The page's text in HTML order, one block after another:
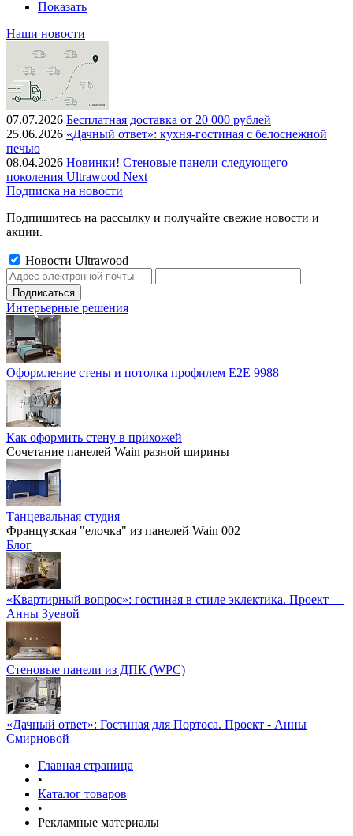
Показать
Наши новости
07.07.2026 Бесплатная доставка от 20 000 рублей
25.06.2026 «Дачный ответ»: кухня-гостиная с белоснежной
печью
08.04.2026 Новинки! Стеновые панели следующего
поколения Ultrawood Next
Подписка на новости
Подпишитесь на рассылку и получайте свежие новости и
акции.
Новости Ultrawood
Интерьерные решения
Оформление стены и потолка профилем E2E 9988
Как оформить стену в прихожей
Сочетание панелей Wain разной ширины
Танцевальная студия
Французская "елочка" из панелей Wain 002
Блог
«Квартирный вопрос»: гостиная в стиле эклектика. Проект —
Анны Зуевой
Стеновые панели из ДПК (WPC)
«Дачный ответ»: Гостиная для Портоса. Проект - Анны
Смирновой
Главная страница
•
Каталог товаров
•
Рекламные материалы